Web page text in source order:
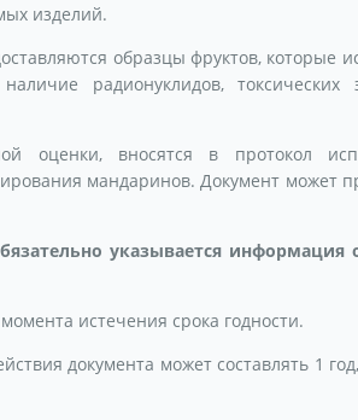
изделий.
образцы фруктов, которые
радионуклидов, токсических
оценки, вносятся в протокол
мандаринов. Документ может
указывается информация
истечения срока годности.
документа может составлять 1